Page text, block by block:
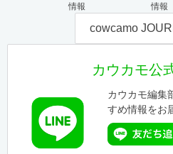
情報
情報
cowcamo
カウカモ公
カウカモ編集
すめ情報をお